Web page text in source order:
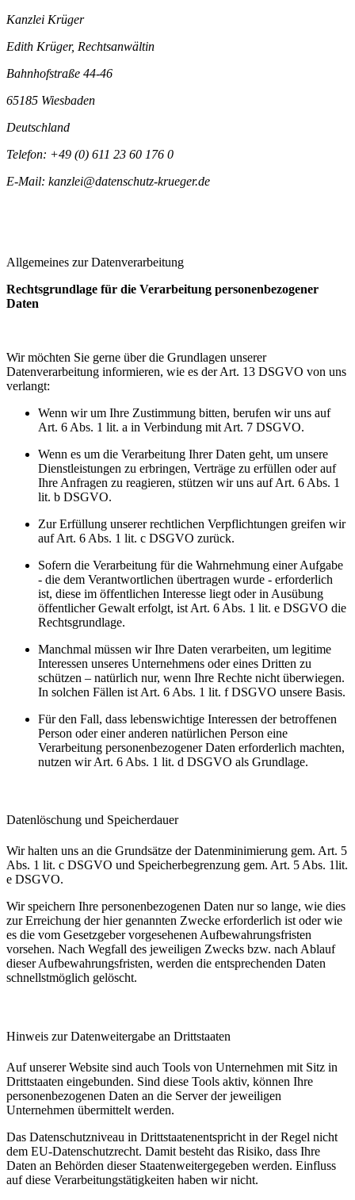
Kanzlei Krüger
Edith Krüger, Rechtsanwältin
Bahnhofstraße 44-46
65185 Wiesbaden
Deutschland
Telefon: +49 (0) 611 23 60 176 0
E-Mail: kanzlei@datenschutz-krueger.de
Allgemeines zur Datenverarbeitung
Rechtsgrundlage für die Verarbeitung personenbezogener
Daten
Wir möchten Sie gerne über die Grundlagen unserer
Datenverarbeitung informieren, wie es der Art. 13 DSGVO von uns
verlangt:
Wenn wir um Ihre Zustimmung bitten, berufen wir uns auf
Art. 6 Abs. 1 lit. a in Verbindung mit Art. 7 DSGVO.
Wenn es um die Verarbeitung Ihrer Daten geht, um unsere
Dienstleistungen zu erbringen, Verträge zu erfüllen oder auf
Ihre Anfragen zu reagieren, stützen wir uns auf Art. 6 Abs. 1
lit. b DSGVO.
Zur Erfüllung unserer rechtlichen Verpflichtungen greifen wir
auf Art. 6 Abs. 1 lit. c DSGVO zurück.
Sofern die Verarbeitung für die Wahrnehmung einer Aufgabe
- die dem Verantwortlichen übertragen wurde - erforderlich
ist, diese im öffentlichen Interesse liegt oder in Ausübung
öffentlicher Gewalt erfolgt, ist Art. 6 Abs. 1 lit. e DSGVO die
Rechtsgrundlage.
Manchmal müssen wir Ihre Daten verarbeiten, um legitime
Interessen unseres Unternehmens oder eines Dritten zu
schützen – natürlich nur, wenn Ihre Rechte nicht überwiegen.
In solchen Fällen ist Art. 6 Abs. 1 lit. f DSGVO unsere Basis.
Für den Fall, dass lebenswichtige Interessen der betroffenen
Person oder einer anderen natürlichen Person eine
Verarbeitung personenbezogener Daten erforderlich machten,
nutzen wir Art. 6 Abs. 1 lit. d DSGVO als Grundlage.
Datenlöschung und Speicherdauer
Wir halten uns an die Grundsätze der Datenminimierung gem. Art. 5
Abs. 1 lit. c DSGVO und Speicherbegrenzung gem. Art. 5 Abs. 1lit.
e DSGVO.
Wir speichern Ihre personenbezogenen Daten nur so lange, wie dies
zur Erreichung der hier genannten Zwecke erforderlich ist oder wie
es die vom Gesetzgeber vorgesehenen Aufbewahrungsfristen
vorsehen. Nach Wegfall des jeweiligen Zwecks bzw. nach Ablauf
dieser Aufbewahrungsfristen, werden die entsprechenden Daten
schnellstmöglich gelöscht.
Hinweis zur Datenweitergabe an Drittstaaten
Auf unserer Website sind auch Tools von Unternehmen mit Sitz in
Drittstaaten eingebunden. Sind diese Tools aktiv, können Ihre
personenbezogenen Daten an die Server der jeweiligen
Unternehmen übermittelt werden.
Das Datenschutzniveau in Drittstaatenentspricht in der Regel nicht
dem EU-Datenschutzrecht. Damit besteht das Risiko, dass Ihre
Daten an Behörden dieser Staatenweitergegeben werden. Einfluss
auf diese Verarbeitungstätigkeiten haben wir nicht.